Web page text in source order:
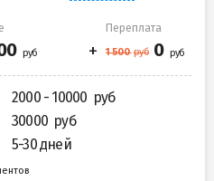
Переплата
2000 - 10000
30000
5-30 дней